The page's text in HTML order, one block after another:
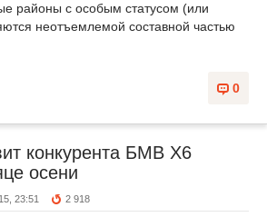
районы с особым статусом (или
неотъемлемой составной частью
0
конкурента БМВ Х6
осени
23:51 2 918